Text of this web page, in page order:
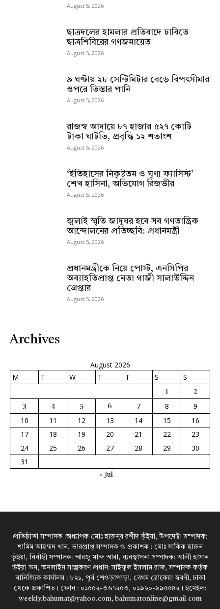
August 5, 2026
ছাত্রদলের হামলার প্রতিবাদে ঢাবিতে
ছাত্রশিবিরের গণজমায়েত
August 5, 2026
৯ ঘণ্টায় ২৮ সেন্টিমিটার বেড়ে বিপৎসীমার
ওপরে তিস্তার পানি
August 5, 2026
রাজস্ব আদায়ে ৮৭ হাজার ৫২৭ কোটি
টাকা ঘাটতি, প্রবৃদ্ধি ১২ শতাংশ
August 5, 2026
‘ইতিহাসের নিকৃষ্টতম ও ঘৃণ্য ফ্যাসিস্ট’
শেখ হাসিনা, অভিযোগ রিজভীর
August 5, 2026
জুলাই স্মৃতি জাদুঘর হবে সব গণতান্ত্রিক
আন্দোলনের প্রতিচ্ছবি: প্রধানমন্ত্রী
August 5, 2026
প্রধানমন্ত্রীকে নিয়ে পোস্ট, এনসিপির
অব্যাহতিপ্রাপ্ত নেতা গাজী সালাউদ্দিন
গ্রেপ্তার
August 5, 2026
Archives
August 2026
M
T W T F S S
1 2
3 4 5 6 7 8
9
10
11 12 13 14 15
16
17
18 19 20 21 22
23
24
25 26 27 28 29
30
31
« Jul
প্রতিষ্ঠাতা সম্পাদক :অধ্যাপক মোঃ হারুনুর রশীদ ভূঁইয়া, উপদেষ্টা সম্পাদক:
শামিম আহম্মদ খান, ভারপ্রাপ্ত সম্পাদক ও প্রকাশক : মোঃ সাকিক হারুন
ভূঁইয়া, নির্বাহী সম্পাদক: আরজু মান্দ আরা, ব্যবস্থাপনা সম্পাদক: আলী হাসান
ভূঁইয়া ডন, অনলাইন সংস্ত্রকরণ প্রধান: সাইফুল ইসলাম রাজ, সম্পাদক কর্তৃক
বানিজ্যিক কার্যালয় : ৮২১, পূর্ব শেওড়াপাড়া, বেগম রোকেয়া স্বরণী, ঢাকা
থেকে প্রকাশিত। ফোন : ০১৫৫২-৩৬৭২৫৩, ০১৯২০-৯৯৫৫৪২। ইমেইল:
weekly.bahumat@yahoo.com, bahumatonline@gmail.com